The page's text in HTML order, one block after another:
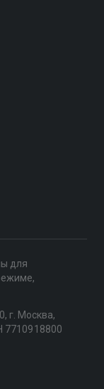
для
г. Москва,
7710918800